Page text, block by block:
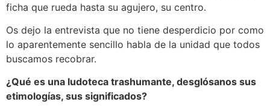
ficha que rueda hasta su agujero, su centro.
Os dejo la entrevista que no tiene desperdicio por como
lo aparentemente sencillo habla de la unidad que todos
buscamos recobrar.
¿Qué es una ludoteca trashumante, desglósanos sus
etimologías, sus significados?